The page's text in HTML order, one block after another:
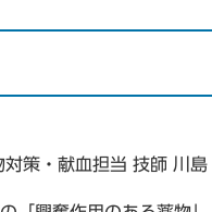
策・献血担当 技師 川